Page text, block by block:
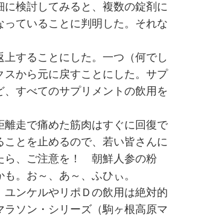
検討してみると、複数の錠剤に
ていることに判明した。それな
することにした。一つ（何でし
から元に戻すことにした。サプ
すべてのサプリメントの飲用を
走で痛めた筋肉はすぐに回復で
とを止めるので、若い皆さんに
ら、ご注意を！ 朝鮮人参の粉
。お～、あ～、ふひぃ。
ンケルやリポＤの飲用は絶対的
ソン・シリーズ（駒ヶ根高原マ